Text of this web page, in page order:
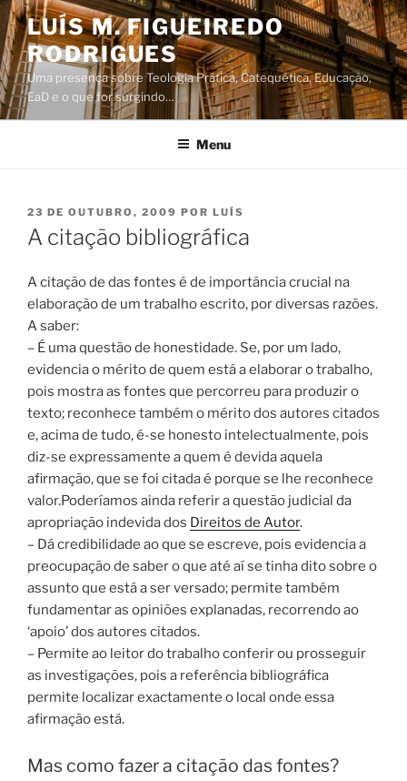
Saltar
para
o
conteúdo
LUÍS M. FIGUEIREDO
RODRIGUES
Uma presença sobre Teologia Prática, Catequética, Educação,
EaD e o que for surgindo…
Menu
PUBLICADO
EM
23 DE OUTUBRO, 2009 POR LUÍS
A citação bibliográfica
A citação de das fontes é de importância crucial na
elaboração de um trabalho escrito, por diversas razões.
A saber:
– É uma questão de honestidade. Se, por um lado,
evidencia o mérito de quem está a elaborar o trabalho,
pois mostra as fontes que percorreu para produzir o
texto; reconhece também o mérito dos autores citados
e, acima de tudo, é-se honesto intelectualmente, pois
diz-se expressamente a quem é devida aquela
afirmação, que se foi citada é porque se lhe reconhece
valor.Poderíamos ainda referir a questão judicial da
apropriação indevida dos Direitos de Autor.
– Dá credibilidade ao que se escreve, pois evidencia a
preocupação de saber o que até aí se tinha dito sobre o
assunto que está a ser versado; permite também
fundamentar as opiniões explanadas, recorrendo ao
‘apoio’ dos autores citados.
– Permite ao leitor do trabalho conferir ou prosseguir
as investigações, pois a referência bibliográfica
permite localizar exactamente o local onde essa
afirmação está.
Mas como fazer a citação das fontes?